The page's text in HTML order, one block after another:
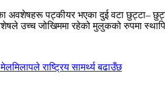
अवशेषहरू पट्कीयर भएका दुई वटा छुट्टा–
उच्च जोखिममा रहेको मुलुकको रुपमा
राष्ट्रिय सामर्थ्य बढाउँछ